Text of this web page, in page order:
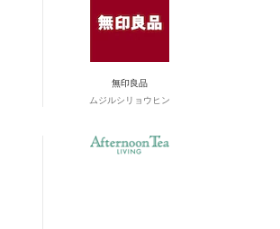
無印良品
ムジルシリョウヒン